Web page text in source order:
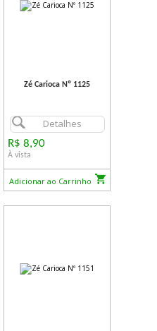
Zé Carioca Nº 1125
Detalhes
R$ 8,90
À vista
Adicionar ao Carrinho